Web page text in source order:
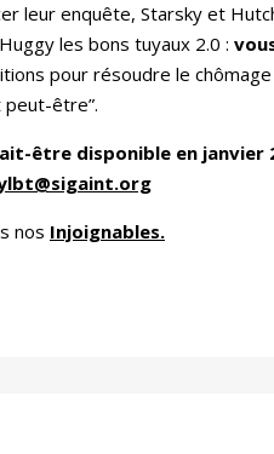
leur enquête, Starsky et
les bons tuyaux 2.0 :
pour résoudre le
être”.
être disponible en janvier
nos Injoignables.